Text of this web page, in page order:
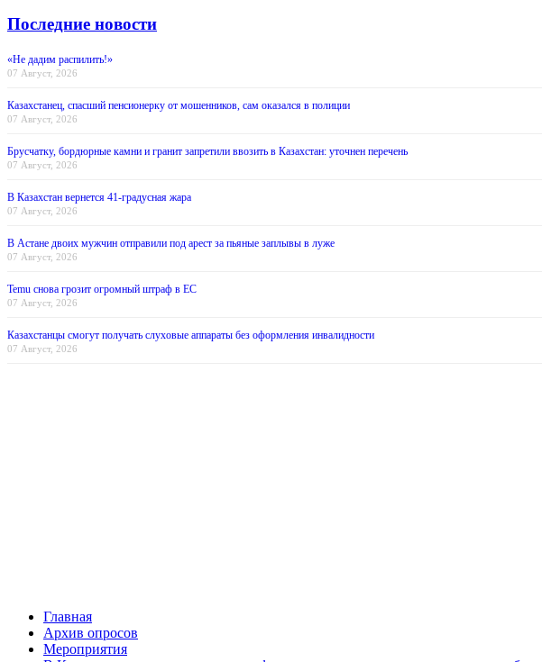
Последние новости
«Не дадим распилить!»
07 Август, 2026
Казахстанец, спасший пенсионерку от мошенников, сам оказался в полиции
07 Август, 2026
Брусчатку, бордюрные камни и гранит запретили ввозить в Казахстан: уточнен перечень
07 Август, 2026
В Казахстан вернется 41-градусная жара
07 Август, 2026
В Астане двоих мужчин отправили под арест за пьяные заплывы в луже
07 Август, 2026
Temu снова грозит огромный штраф в ЕС
07 Август, 2026
Казахстанцы смогут получать слуховые аппараты без оформления инвалидности
07 Август, 2026
Главная
Архив опросов
Мероприятия